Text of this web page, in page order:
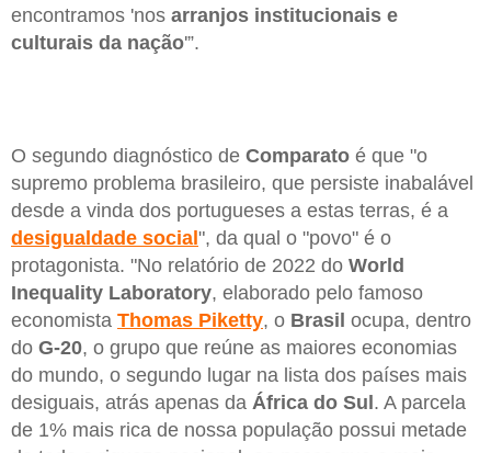
encontramos 'nos arranjos institucionais e
culturais da nação'”.
O segundo diagnóstico de Comparato é que "o
supremo problema brasileiro, que persiste inabalável
desde a vinda dos portugueses a estas terras, é a
desigualdade social", da qual o "povo" é o
protagonista. "No relatório de 2022 do World
Inequality Laboratory, elaborado pelo famoso
economista Thomas Piketty, o Brasil ocupa, dentro
do G-20, o grupo que reúne as maiores economias
do mundo, o segundo lugar na lista dos países mais
desiguais, atrás apenas da África do Sul. A parcela
de 1% mais rica de nossa população possui metade